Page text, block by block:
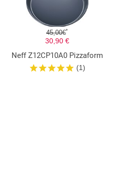
45,00€*
30,90 €
Neff Z12CP10A0 Pizzaform
(1)